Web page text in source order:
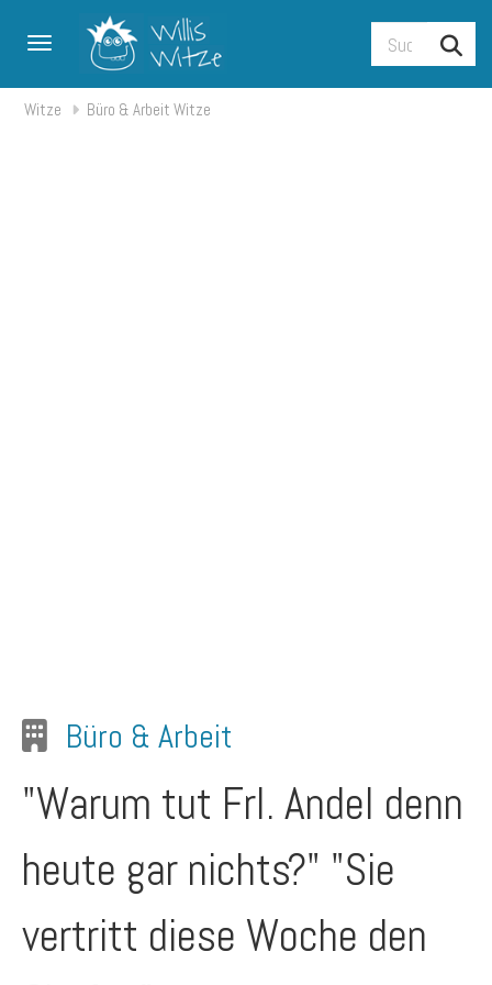
Toggle navigation
Witze Büro & Arbeit Witze
Büro & Arbeit
"Warum tut Frl. Andel denn
heute gar nichts?" "Sie
vertritt diese Woche den